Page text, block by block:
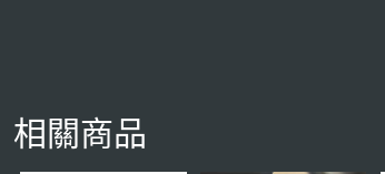
相關商品